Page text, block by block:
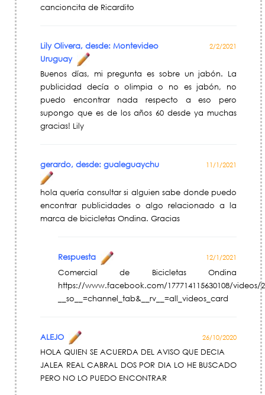
cancioncita de Ricardito
Lily Olivera, desde: Montevideo
Uruguay
2/2/2021
Buenos días, mi pregunta es sobre un jabón. La
publicidad decía o olimpia o no es jabón, no
puedo encontrar nada respecto a eso pero
supongo que es de los años 60 desde ya muchas
gracias! Lily
gerardo, desde: gualeguaychu 11/1/2021
hola quería consultar si alguien sabe donde puedo
encontrar publicidades o algo relacionado a la
marca de bicicletas Ondina. Gracias
Respuesta 12/1/2021
Comercial de Bicicletas Ondina
https://www.facebook.com/177714115630108/videos/
__so__=channel_tab&__rv__=all_videos_card
ALEJO 26/10/2020
HOLA QUIEN SE ACUERDA DEL AVISO QUE DECIA
JALEA REAL CABRAL DOS POR DIA LO HE BUSCADO
PERO NO LO PUEDO ENCONTRAR